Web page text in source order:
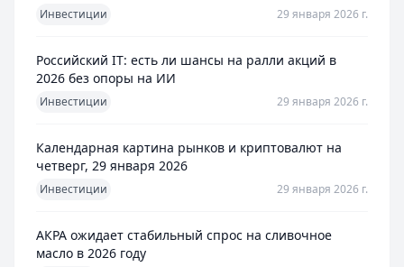
Инвестиции 29 января 2026 г.
Российский IT: есть ли шансы на ралли акций в
2026 без опоры на ИИ
Инвестиции 29 января 2026 г.
Календарная картина рынков и криптовалют на
четверг, 29 января 2026
Инвестиции 29 января 2026 г.
АКРА ожидает стабильный спрос на сливочное
масло в 2026 году